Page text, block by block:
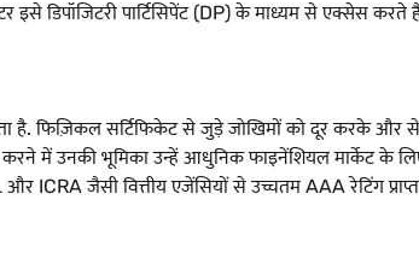
इसे डिपॉजिटरी पार्टिसिपेंट (DP) के माध्यम से एक्सेस
करता है. फिज़िकल सर्टिफिकेट से जुड़े जोखिमों को दूर करके
में उनकी भूमिका उन्हें आधुनिक फाइनेंशियल मार्केट के लिए
ICRA जैसी वित्तीय एजेंसियों से उच्चतम AAA रेटिंग